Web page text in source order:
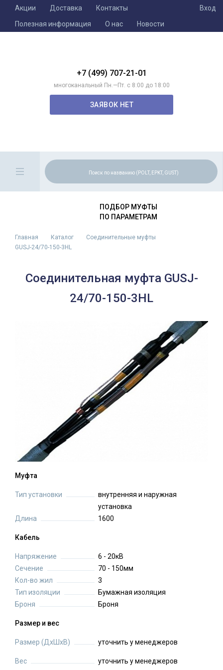
Акции Доставка
Контакты
Полезная информация
О нас Новости
Вход
+7 (499) 707-21-01
многоканальный Пн.—Пт. с 8:00 до 18:00
ЗАЯВОК НЕТ
ПОДБОР МУФТЫ
ПО ПАРАМЕТРАМ
Главная Каталог
Соединительные муфты
GUSJ-24/70-150-3HL
Соединительная муфта GUSJ-
24/70-150-3HL
Муфта
Тип установки
внутренняя и наружная
установка
Длина
1600
Кабель
Напряжение
6 - 20кВ
Сечение
70 - 150мм
Кол-во жил
3
Тип изоляции
Бумажная изоляция
Броня
Броня
Размер и вес
Размер (ДхШхВ) уточнить у менеджеров
Вес уточнить у менеджеров